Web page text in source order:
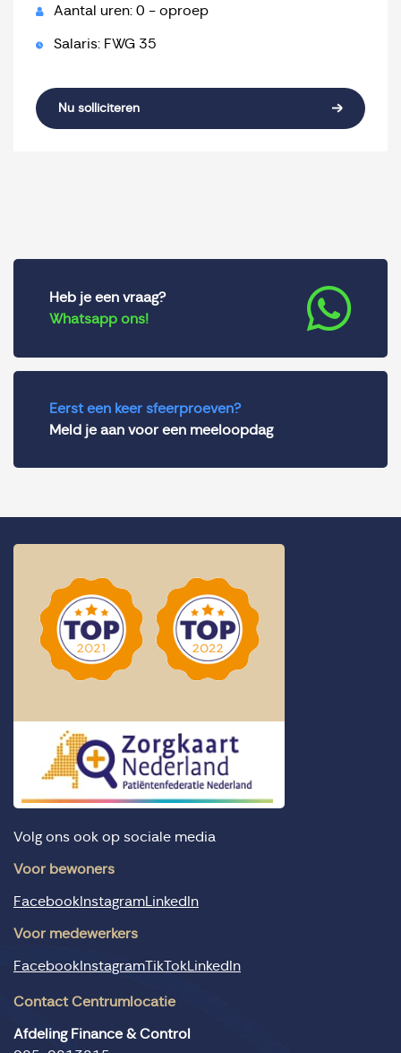
Aantal uren: 0 - oproep
Salaris: FWG 35
Nu solliciteren
Heb je een vraag?
Whatsapp ons!
Eerst een keer sfeerproeven?
Meld je aan voor een meeloopdag
Volg ons ook op sociale media
Voor bewoners
FacebookInstagramLinkedIn
Voor medewerkers
FacebookInstagramTikTokLinkedIn
Contact Centrumlocatie
Afdeling Finance & Control